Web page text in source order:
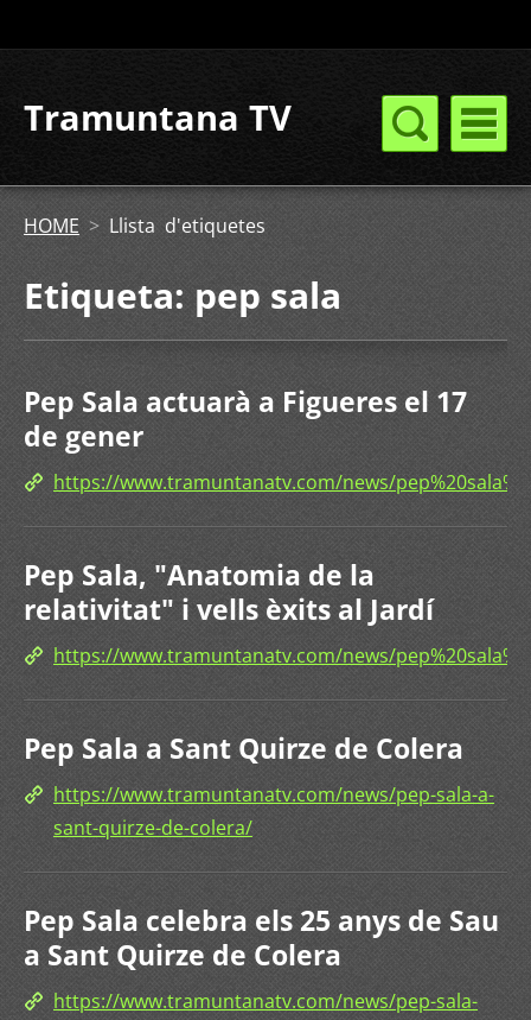
Tramuntana TV
HOME > Llista d'etiquetes
Etiqueta: pep sala
Pep Sala actuarà a Figueres el 17
de gener
https://www.tramuntanatv.com/news/
Pep Sala, "Anatomia de la
relativitat" i vells èxits al Jardí
https://www.tramuntanatv.com/news/
Pep Sala a Sant Quirze de Colera
https://www.tramuntanatv.com/news/pep-sala-a-
sant-quirze-de-colera/
Pep Sala celebra els 25 anys de Sau
a Sant Quirze de Colera
https://www.tramuntanatv.com/news/pep-sala-